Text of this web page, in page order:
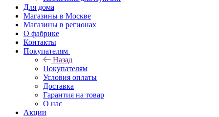
Для дома
Магазины в Москве
Магазины в регионах
О фабрике
Контакты
Покупателям
Назад
Покупателям
Условия оплаты
Доставка
Гарантия на товар
О нас
Акции